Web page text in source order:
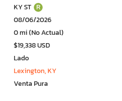
KY ST R
08/06/2026
0 mi (No Actual)
$19,338 USD
Lado
Lexington, KY
Venta Pura